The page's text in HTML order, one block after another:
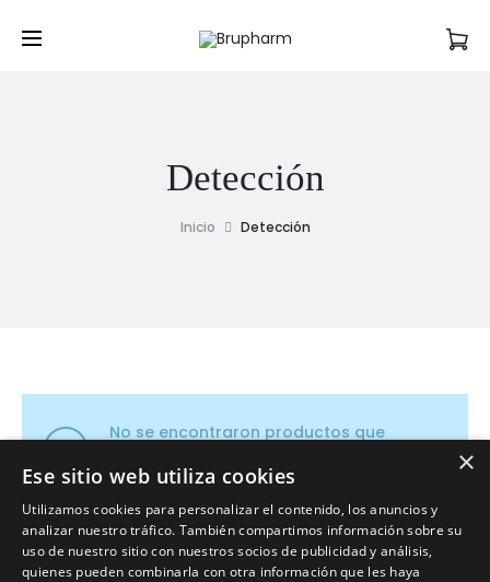
Detección
Inicio Detección
No se encontraron productos que
concuerden con la selección.
×
Ese sitio web utiliza cookies
Utilizamos cookies para personalizar el contenido, los anuncios y
analizar nuestro tráfico. También compartimos información sobre su
uso de nuestro sitio con nuestros socios de publicidad y análisis,
quienes pueden combinarla con otra información que les haya